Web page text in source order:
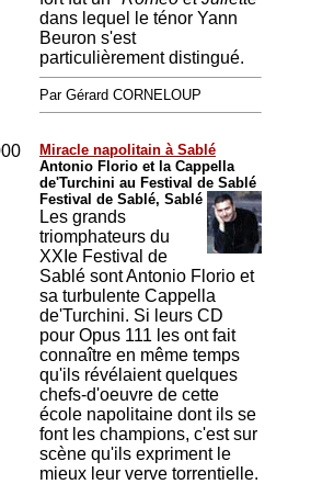
dans lequel le ténor Yann
Beuron s'est
particulièrement distingué.
Par Gérard CORNELOUP
Miracle napolitain à Sablé
Antonio Florio et la Cappella
de'Turchini au Festival de Sablé
Festival de Sablé, Sablé
Les grands
triomphateurs du
XXIe Festival de
Sablé sont Antonio Florio et
sa turbulente Cappella
de'Turchini. Si leurs CD
pour Opus 111 les ont fait
connaître en même temps
qu'ils révélaient quelques
chefs-d'oeuvre de cette
école napolitaine dont ils se
font les champions, c'est sur
scène qu'ils expriment le
mieux leur verve torrentielle.